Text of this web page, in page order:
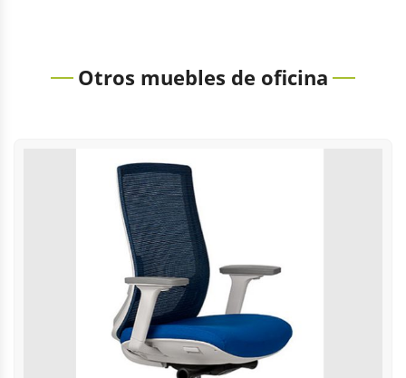
Otros muebles de oficina